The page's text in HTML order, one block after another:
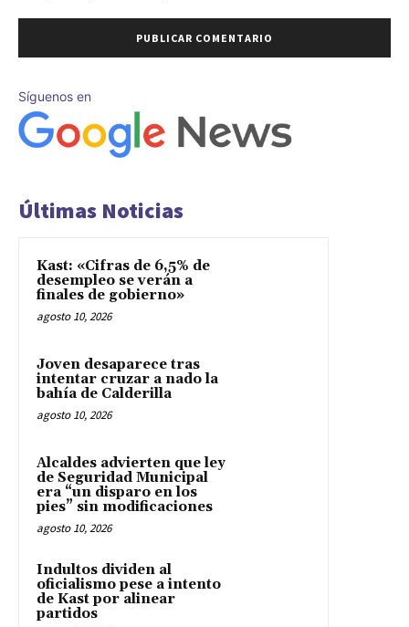
Síguenos en
Últimas Noticias
Kast: «Cifras de 6,5% de
desempleo se verán a
finales de gobierno»
agosto 10, 2026
Joven desaparece tras
intentar cruzar a nado la
bahía de Calderilla
agosto 10, 2026
Alcaldes advierten que ley
de Seguridad Municipal
era “un disparo en los
pies” sin modificaciones
agosto 10, 2026
Indultos dividen al
oficialismo pese a intento
de Kast por alinear
partidos